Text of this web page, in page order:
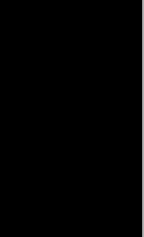
externos que
toda la
tu conocimiento